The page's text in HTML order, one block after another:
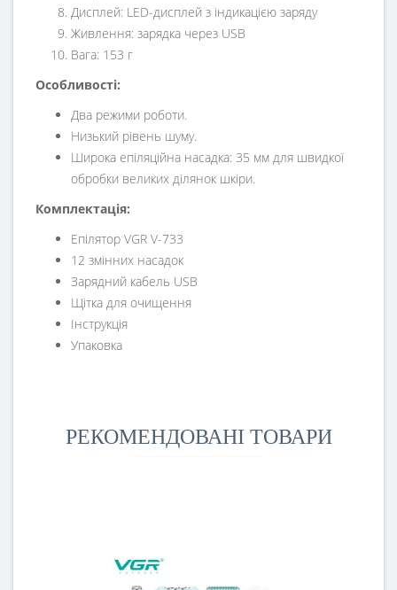
Дисплей: LED-дисплей з індикацією заряду
Живлення: зарядка через USB
Вага: 153 г
Особливості:
Два режими роботи.
Низький рівень шуму.
Широка епіляційна насадка: 35 мм для швидкої
обробки великих ділянок шкіри.
Комплектація:
Епілятор VGR V-733
12 змінних насадок
Зарядний кабель USB
Щітка для очищення
Інструкція
Упаковка
РЕКОМЕНДОВАНІ ТОВАРИ